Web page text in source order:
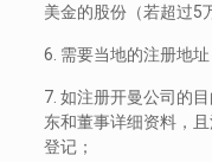
美金的股份（若超过5
6. 需要当地的注册地址
7. 如注册开曼公司的
东和董事详细资料，
登记；